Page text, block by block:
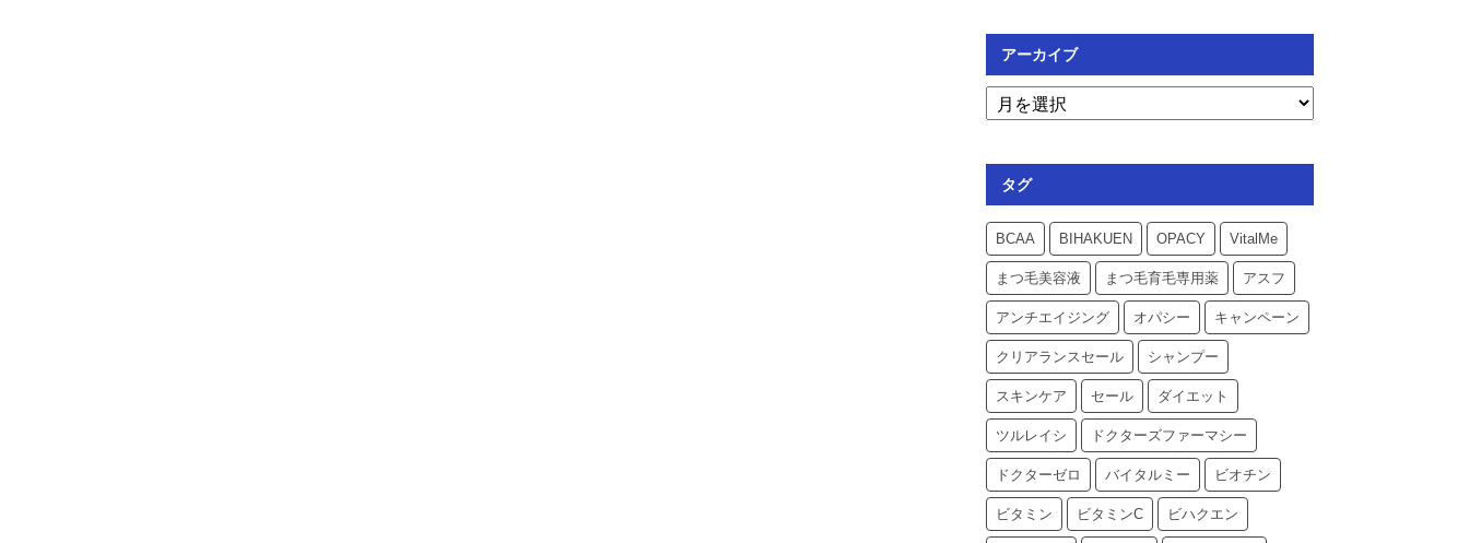
アーカイブ
タグ
BCAA BIHAKUEN OPACY VitalMe
まつ毛美容液 まつ毛育毛専用薬 アスフ
アンチエイジング オパシー キャンペーン
クリアランスセール シャンプー
スキンケア セール ダイエット
ツルレイシ ドクターズファーマシー
ドクターゼロ バイタルミー ビオチン
ビタミン ビタミンC ビハクエン